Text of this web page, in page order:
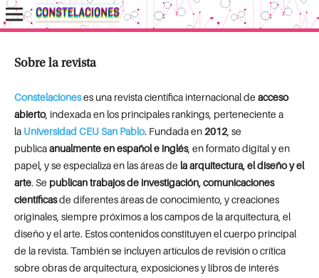
Sobre la revista
Constelacioneses una revista científica internacional de acceso
abierto, indexada en los principales rankings, perteneciente a
la Universidad CEU San Pablo. Fundada en 2012, se
publicaanualmente en español e inglés, en formato digital y en
papel, y se especializa en las áreas de la arquitectura, el diseño y el
arte. Se publican trabajos de investigación, comunicaciones
científicasde diferentes áreas de conocimiento, y creaciones
originales, siempre próximos a los campos de la arquitectura, el
diseño y el arte. Estos contenidos constituyen el cuerpo principal
de la revista. También se incluyen artículos de revisión o crítica
sobre obras de arquitectura, exposiciones y libros de interés